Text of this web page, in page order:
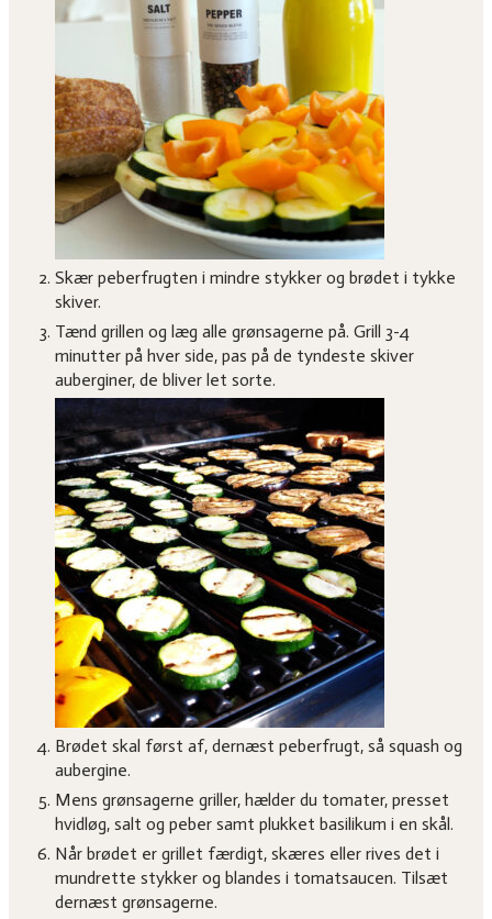
Skær peberfrugten i mindre stykker og brødet i tykke
skiver.
Tænd grillen og læg alle grønsagerne på. Grill 3-4
minutter på hver side, pas på de tyndeste skiver
auberginer, de bliver let sorte.
Brødet skal først af, dernæst peberfrugt, så squash og
aubergine.
Mens grønsagerne griller, hælder du tomater, presset
hvidløg, salt og peber samt plukket basilikum i en skål.
Når brødet er grillet færdigt, skæres eller rives det i
mundrette stykker og blandes i tomatsaucen. Tilsæt
dernæst grønsagerne.